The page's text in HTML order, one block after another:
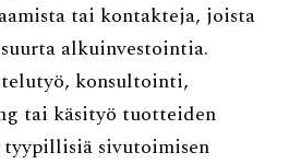
tai kontakteja, joista
alkuinvestointia.
konsultointi,
tai käsityö tuotteiden
sivutoimisen